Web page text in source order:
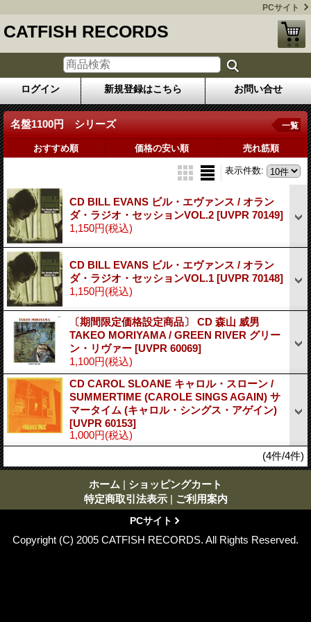
PCサイト
CATFISH RECORDS
ログイン 新規登録はこちら お問い合せ
名盤1100円 シリーズ 一覧
おすすめ順 価格の安い順 売れ筋順
表示件数:
CD BILL EVANS ビル・エヴァンス / オラン
ダ・ラジオ・セッションVOL.2 [UVPR 70149]
1,150円(税込)
CD BILL EVANS ビル・エヴァンス / オラン
ダ・ラジオ・セッションVOL.1 [UVPR 70148]
1,150円(税込)
〔期間限定価格設定商品〕 CD 森山 威男
TAKEO MORIYAMA / GREEN RIVER グリー
ン・リヴァー [UVPR 60069]
1,100円(税込)
CD CAROL SLOANE キャロル・スローン /
SUMMERTIME (CAROLE SINGS AGAIN) サ
マータイム (キャロル・シングス・アゲイン)
[UVPR 60153]
1,000円(税込)
(4件/4件)
ホーム | ショッピングカート
特定商取引法表示 | ご利用案内
PCサイト
Copyright (C) 2005 CATFISH RECORDS. All Rights Reserved.